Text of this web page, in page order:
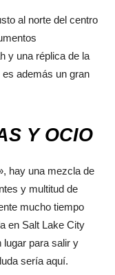
al norte del centro
y una réplica de la
es además un gran
Y OCIO
hay una mezcla de
y multitud de
mucho tiempo
en Salt Lake City
lugar para salir y
sería aquí.